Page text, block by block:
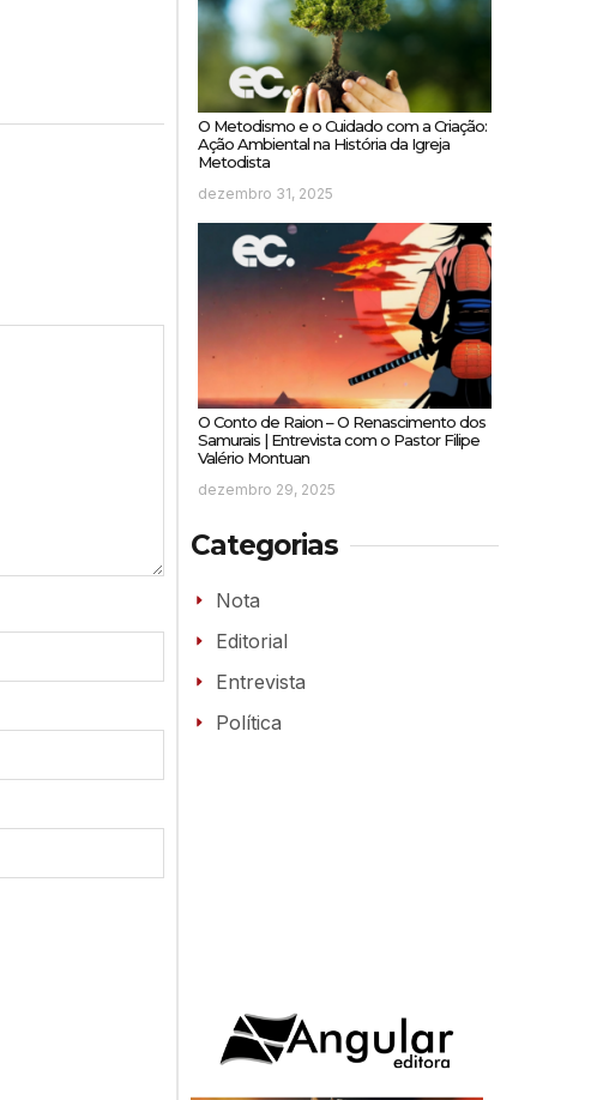
O Metodismo e o Cuidado com a Criação:
Ação Ambiental na História da Igreja
Metodista
dezembro 31, 2025
O Conto de Raion – O Renascimento dos
Samurais | Entrevista com o Pastor Filipe
Valério Montuan
dezembro 29, 2025
Categorias
Nota
Editorial
Entrevista
Política